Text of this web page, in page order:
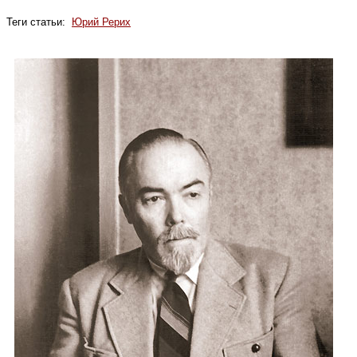
Теги статьи: Юрий Рерих